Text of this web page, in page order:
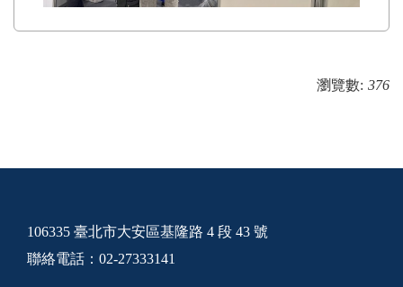
瀏覽數: 376
106335 臺北市大安區基隆路 4 段 43 號
聯絡電話：02-27333141